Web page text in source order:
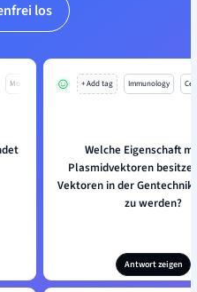
los
Mo + Add tag Immunology
Welche Eigenschaft
Plasmidvektoren
Vektoren in der
zu werden?
Antwort zeigen